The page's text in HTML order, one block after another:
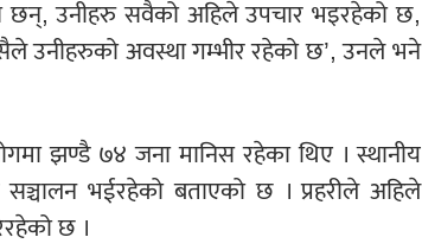
छन्, उनीहरु सवैको अहिले उपचार भइरहेको छ,
उनीहरुको अवस्था गम्भीर रहेको छ’, उनले भने
झण्डै ७४ जना मानिस रहेका थिए । स्थानीय
भईरहेको बताएको छ । प्रहरीले अहिले
छ ।